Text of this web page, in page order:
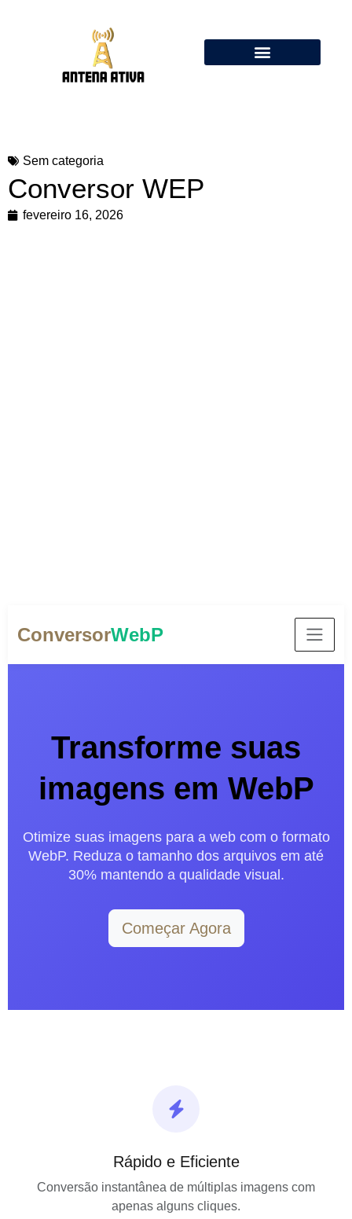
Sem categoria
Conversor WEP
fevereiro 16, 2026
ConversorWebP
Transforme suas
imagens em WebP
Otimize suas imagens para a web com o formato
WebP. Reduza o tamanho dos arquivos em até
30% mantendo a qualidade visual.
Começar Agora
Rápido e Eficiente
Conversão instantânea de múltiplas imagens com
apenas alguns cliques.